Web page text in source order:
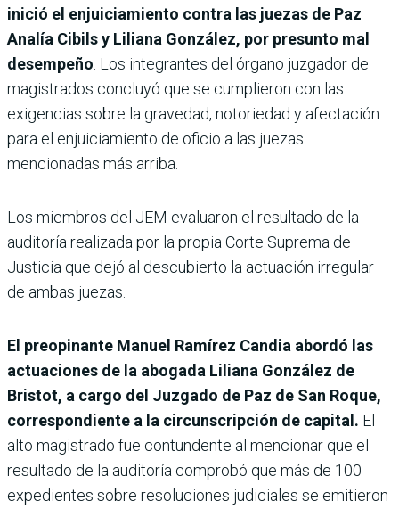
inició el enjuiciamiento contra las juezas de Paz
Analía Cibils y Liliana González, por presunto mal
desempeño . Los integrantes del órgano juzgador de
magistrados concluyó que se cumplieron con las
exigencias sobre la gravedad, notoriedad y afectación
para el enjuiciamiento de oficio a las juezas
mencionadas más arriba.
Los miembros del JEM evaluaron el resultado de la
auditoría realizada por la propia Corte Suprema de
Justicia que dejó al descubierto la actuación irregular
de ambas juezas.
El preopinante Manuel Ramírez Candia abordó las
actuaciones de la abogada Liliana González de
Bristot, a cargo del Juzgado de Paz de San Roque,
correspondiente a la circunscripción de capital. El
alto magistrado fue contundente al mencionar que el
resultado de la auditoría comprobó que más de 100
expedientes sobre resoluciones judiciales se emitieron